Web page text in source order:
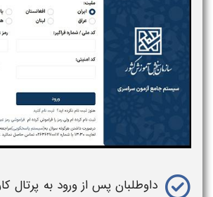
داوطلبان پس از ورود به پرتال